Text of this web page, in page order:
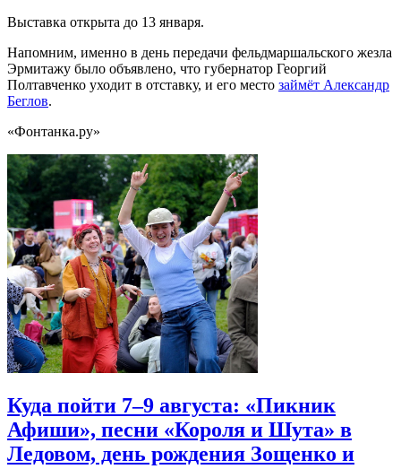
Выставка открыта до 13 января.
Напомним, именно в день передачи фельдмаршальского жезла
Эрмитажу было объявлено, что губернатор Георгий
Полтавченко уходит в отставку, и его место займёт Александр
Беглов.
«Фонтанка.ру»
Куда пойти 7–9 августа: «Пикник
Афиши», песни «Короля и Шута» в
Ледовом, день рождения Зощенко и